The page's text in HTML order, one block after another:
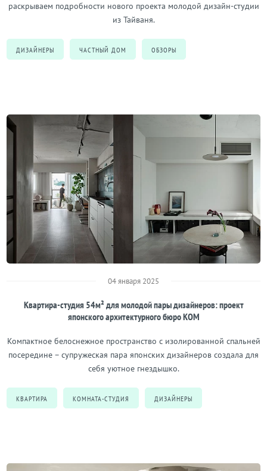
раскрываем подробности нового проекта молодой дизайн-студии
из Тайваня.
ДИЗАЙНЕРЫ ЧАСТНЫЙ ДОМ ОБЗОРЫ
04 января 2025
Квартира-студия 54м² для молодой пары дизайнеров: проект
японского архитектурного бюро КОМ
Компактное белоснежное пространство с изолированной спальней
посередине – супружеская пара японских дизайнеров создала для
себя уютное гнездышко.
КВАРТИРА КОМНАТА-СТУДИЯ ДИЗАЙНЕРЫ